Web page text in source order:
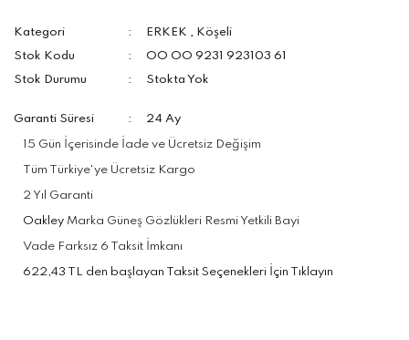
Kategori ERKEK , Köşeli
Stok Kodu
OO OO 9231 923103 61
Stok Durumu
Stokta Yok
Garanti Süresi 24 Ay
15 Gün İçerisinde İade ve Ücretsiz Değişim
Tüm Türkiye'ye Ücretsiz Kargo
2 Yıl Garanti
Oakley Marka Güneş Gözlükleri Resmi Yetkili Bayi
Vade Farksız 6 Taksit İmkanı
622,43 TL den başlayan Taksit Seçenekleri İçin Tıklayın